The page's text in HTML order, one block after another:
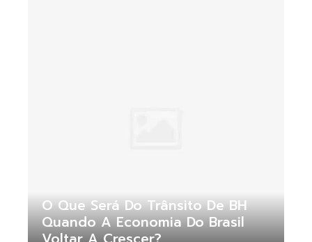
O Que Será Do Trânsito De BH
Quando A Economia Do Brasil